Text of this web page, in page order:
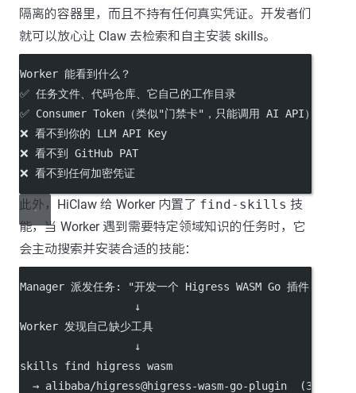
隔离的容器里，而且不持有任何真实凭证。开发者们
就可以放心让 Claw 去检索和自主安装 skills。
Worker 能看到什么？
✅ 任务文件、代码仓库、它自己的工作目录
✅ Consumer Token（类似"门禁卡"，只能调用 AI API）
❌ 看不到你的 LLM API Key
❌ 看不到 GitHub PAT
❌ 看不到任何加密凭证
此外，HiClaw 给 Worker 内置了 find-skills 技
能，当 Worker 遇到需要特定领域知识的任务时，它
会主动搜索并安装合适的技能：
Manager 派发任务: "开发一个 Higress WASM Go 插件"
                  ↓
Worker 发现自己缺少工具
                  ↓
skills find higress wasm
→ alibaba/higress@higress-wasm-go-plugin  (3.2K